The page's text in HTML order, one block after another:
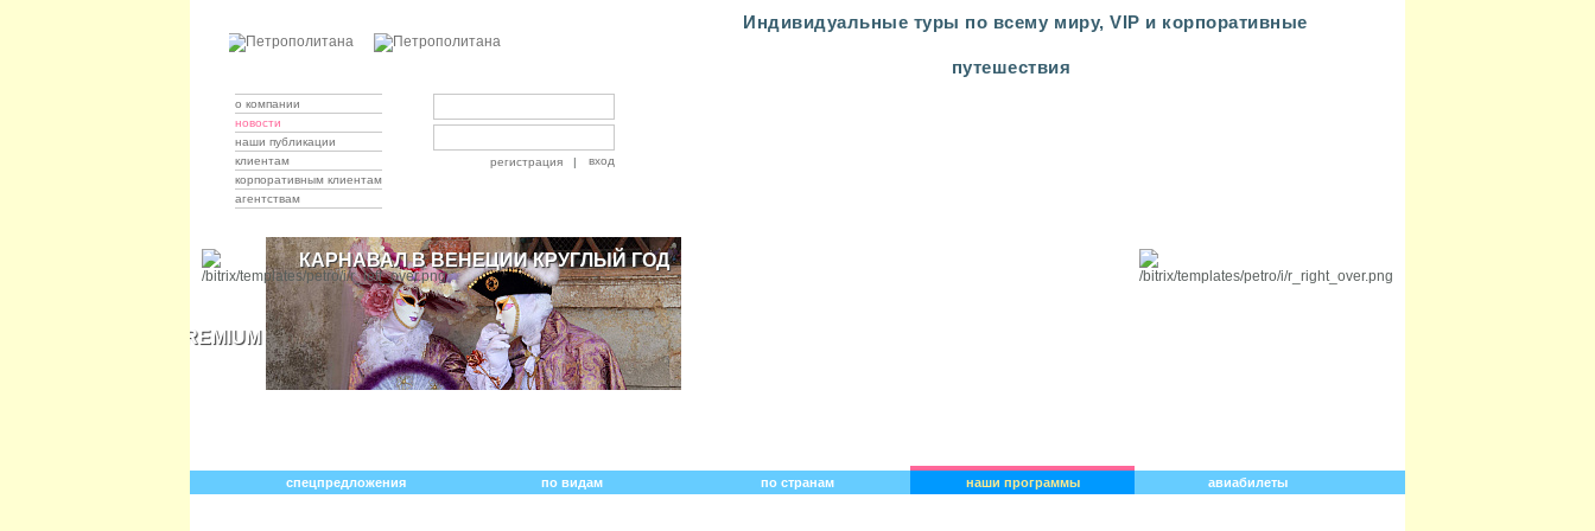
Индивидуальные туры по всему миру, VIP и корпоративные
путешествия
о компании
новости
наши публикации
клиентам
корпоративным клиентам
агентствам
регистрация |
ОКУНИТЕСЬ В СКАЗКУ!ЗИМНЕЕ ПРОМО!
PREMIUM ALL-INCLUSIVE НА СЕЙШЕЛАХ!
КАРНАВАЛ В ВЕНЕЦИИ КРУГЛЫЙ ГОД
спецпредложения по видам по странам наши программы авиабилеты